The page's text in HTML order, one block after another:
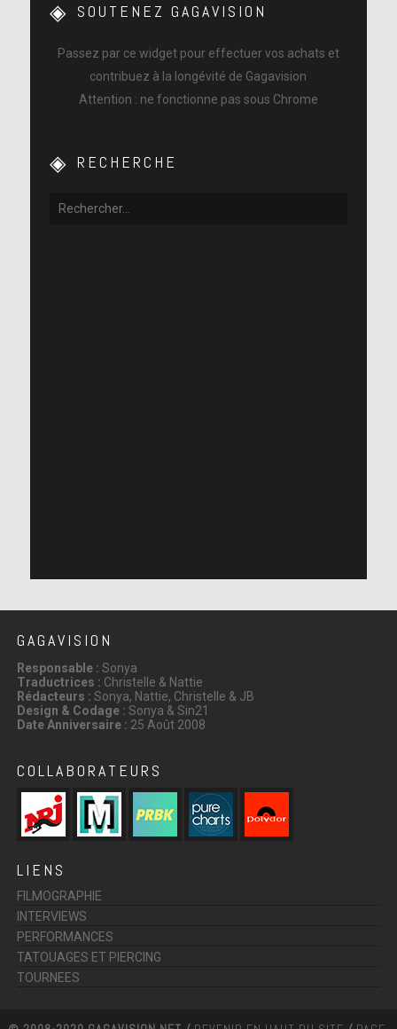
SOUTENEZ GAGAVISION
Passez par ce widget pour effectuer vos achats et
contribuez à la longévité de Gagavision
Attention : ne fonctionne pas sous Chrome
RECHERCHE
GAGAVISION
Responsable : Sonya
Traductrices : Christelle & Nattie
Rédacteurs : Sonya, Nattie, Christelle & JB
Design & Codage : Sonya & Sin21
Date Anniversaire : 25 Août 2008
COLLABORATEURS
LIENS
FILMOGRAPHIE
INTERVIEWS
PERFORMANCES
TATOUAGES ET PIERCING
TOURNEES